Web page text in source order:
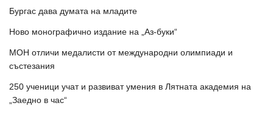
Бургас дава думата на младите
Ново монографично издание на „Аз-буки“
МОН отличи медалисти от международни олимпиади и
състезания
250 ученици учат и развиват умения в Лятната академия на
„Заедно в час“